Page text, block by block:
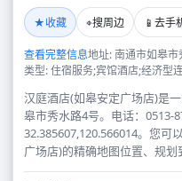
★收藏 ⌖搜周边 📱 去手
查看完整信息地址: 南通市如皋市
类型: 住宿服务;宾馆酒店;经济型
汉庭酒店(如皋安定广场店)是
皋市秀水路4号。电话：0513-
32.385607,120.566014。您可
广场店)的精确地图位置、规划